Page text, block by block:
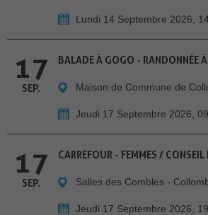
Lundi 14 Septembre 2026,
17
SEP.
BALADE À GOGO - RANDONNÉE
Maison de Commune de
Jeudi 17 Septembre 2026,
17
SEP.
CARREFOUR - FEMMES / CONSEIL
Salles des Combles -
Jeudi 17 Septembre 2026,